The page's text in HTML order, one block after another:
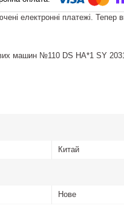
електронні платежі.
машин №110 DS HA*1 SY
Китай
Нове